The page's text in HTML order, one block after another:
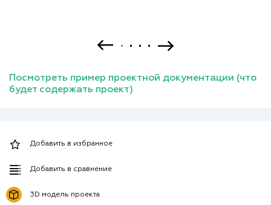
Посмотреть пример проектной документации (что
будет содержать проект)
Добавить в избранное
Добавить в сравнение
3D модель проекта